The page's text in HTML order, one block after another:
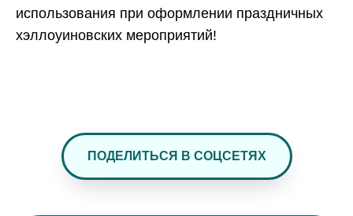
использования при оформлении праздничных
хэллоуиновских мероприятий!
ПОДЕЛИТЬСЯ В СОЦСЕТЯХ